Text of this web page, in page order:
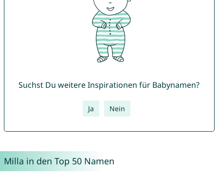
Suchst Du weitere Inspirationen für Babynamen?
Ja Nein
Milla in den Top 50 Namen